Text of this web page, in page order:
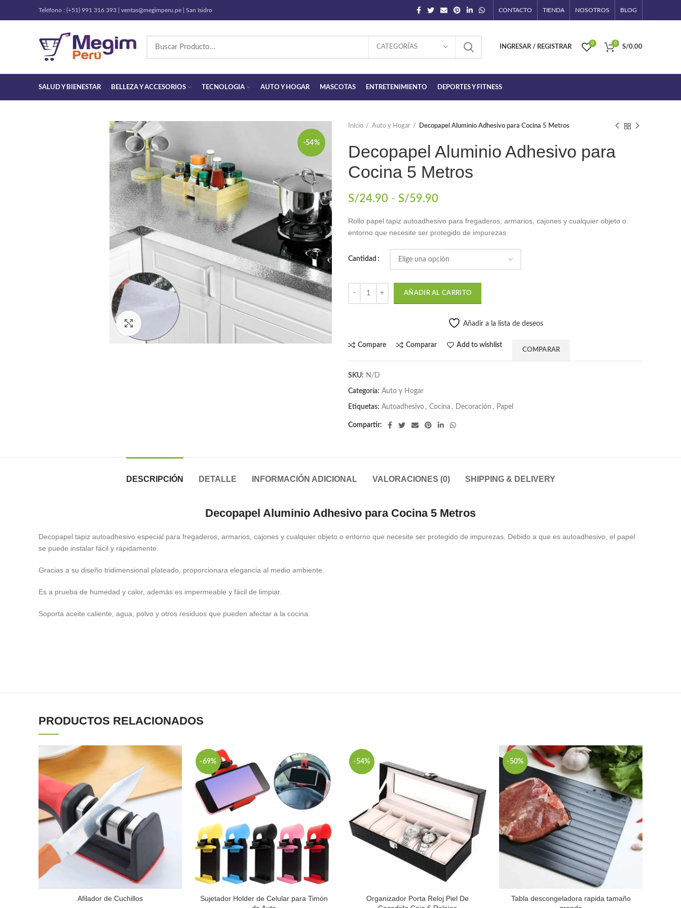
Teléfono : (+51) 991 316 393 | ventas@megimperu.pe | San Isidro CONTACTO TIENDA NOSOTROS BLOG
CATEGORÍAS INGRESAR / REGISTRAR
0 0
S/0.00
SALUD Y BIENESTAR BELLEZA Y ACCESORIOS TECNOLOGIA AUTO Y HOGAR MASCOTAS ENTRETENIMIENTO DEPORTES Y FITNESS
-54%
Click to enlarge
Inicio Auto y Hogar Decopapel Aluminio Adhesivo para Cocina 5 Metros
Decopapel Aluminio Adhesivo para
Cocina 5 Metros
S/24.90 - S/59.90Rango
precios:
desde
S/24.90
hasta
Rollo papel tapiz autoadhesivo para fregaderos, armarios, cajones y cualquier objeto o
entorno que necesite ser protegido de impurezas.
Cantidad
AÑADIR AL CARRITO
Añadir a la lista de deseos
Compare Comparar Add to wishlist
COMPARAR
SKU: N/D
Categoría: Auto y Hogar
Etiquetas: Autoadhesivo , Cocina , Decoración , Papel
Compartir
DESCRIPCIÓN DETALLE INFORMACIÓN ADICIONAL VALORACIONES (0) SHIPPING & DELIVERY
Decopapel Aluminio Adhesivo para Cocina 5 Metros
Decopapel tapiz autoadhesivo especial para fregaderos, armarios, cajones y cualquier objeto o entorno que necesite ser protegido de impurezas. Debido a que es autoadhesivo, el papel
se puede instalar fácil y rápidamente.
Gracias a su diseño tridimensional plateado, proporcionara elegancia al medio ambiente.
Es a prueba de humedad y calor, además es impermeable y fácil de limpiar.
Soporta aceite caliente, agua, polvo y otros residuos que pueden afectar a la cocina.
PRODUCTOS RELACIONADOS
Afilador de Cuchillos
-69%
Sujetador Holder de Celular para Timón
-54%
Organizador Porta Reloj Piel De
-50%
Tabla descongeladora rapida tamaño